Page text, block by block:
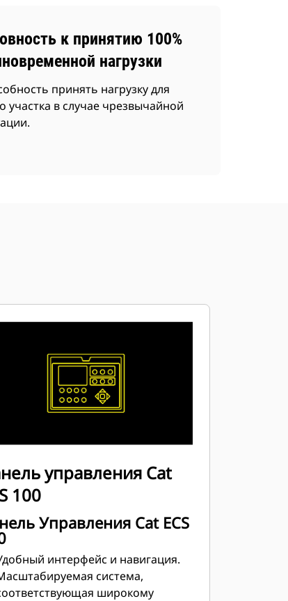
к принятию 100%
нагрузки
принять нагрузку для
участка в случае чрезвычайной
управления Cat
100
Управления Cat ECS
интерфейс и навигация.
система,
широкому